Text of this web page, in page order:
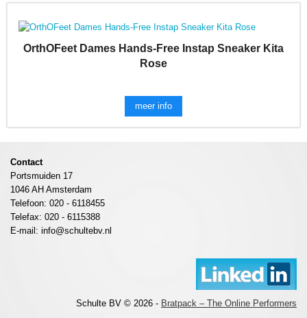
OrthOFeet Dames Hands-Free Instap Sneaker Kita
Rose
meer info
Contact
Portsmuiden 17
1046 AH Amsterdam
Telefoon: 020 - 6118455
Telefax: 020 - 6115388
E-mail: info@schultebv.nl
Schulte BV © 2026 - Bratpack – The Online Performers